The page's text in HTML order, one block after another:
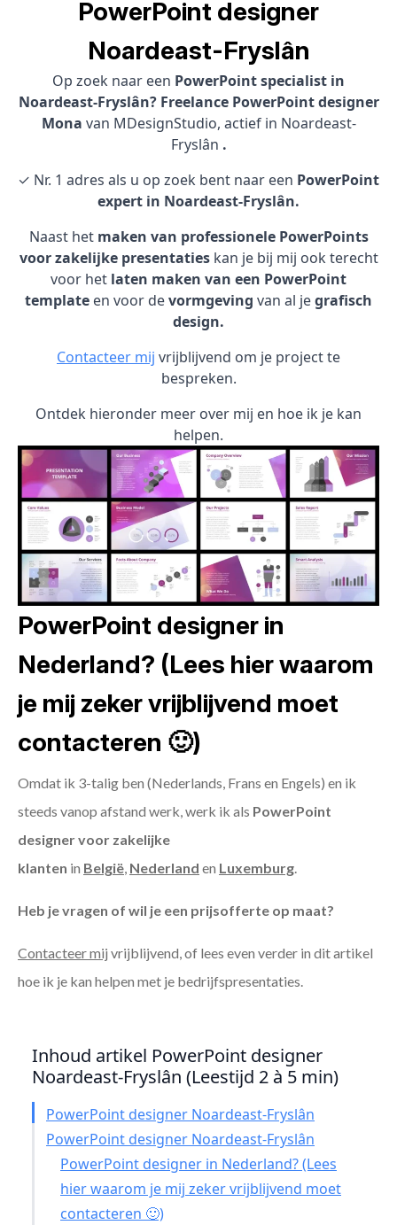
PowerPoint designer
Noardeast-Fryslân
Op zoek naar een PowerPoint specialist in
Noardeast-Fryslân? Freelance PowerPoint designer
Mona van MDesignStudio, actief in Noardeast-
Fryslân .
✓ Nr. 1 adres als u op zoek bent naar een PowerPoint
expert in Noardeast-Fryslân.
Naast het maken van professionele PowerPoints
voor zakelijke presentatieskan je bij mij ook terecht
voor het laten maken van een PowerPoint
template en voor devormgeving van al jegrafisch
design.
Contacteer mij vrijblijvend om je project te
bespreken.
Ontdek hieronder meer over mij en hoe ik je kan
helpen.
PowerPoint designer in
Nederland? (Lees hier waarom
je mij zeker vrijblijvend moet
contacteren 🙂)
Omdat ik 3-talig ben (Nederlands, Frans en Engels) en ik
steeds vanop afstand werk, werk ik als PowerPoint
designer voor zakelijke
klanten in België, Nederland en Luxemburg.
Heb je vragen of wil je een prijsofferte op maat?
Contacteer mij vrijblijvend, of lees even verder in dit artikel
hoe ik je kan helpen met je bedrijfspresentaties.
Inhoud artikel PowerPoint designer
Noardeast-Fryslân (Leestijd 2 à 5 min)
PowerPoint designer Noardeast-Fryslân
PowerPoint designer Noardeast-Fryslân
PowerPoint designer in Nederland? (Lees
hier waarom je mij zeker vrijblijvend moet
contacteren 🙂)